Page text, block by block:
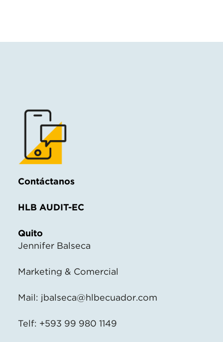
Contáctanos
HLB AUDIT-EC
Quito
Jennifer Balseca
Marketing & Comercial
Mail: jbalseca@hlbecuador.com
Telf: +593 99 980 1149